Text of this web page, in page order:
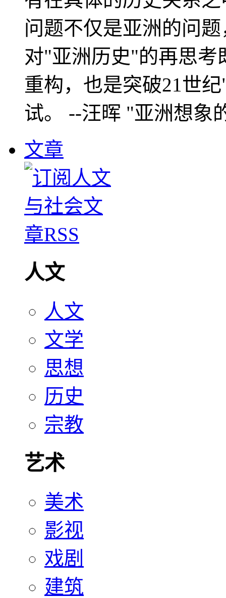
问题不仅是亚洲的问
对"亚洲历史"的再思考
重构，也是突破21世
试。 --汪晖 "亚洲想象
文章
人文
人文
文学
思想
历史
宗教
艺术
美术
影视
戏剧
建筑